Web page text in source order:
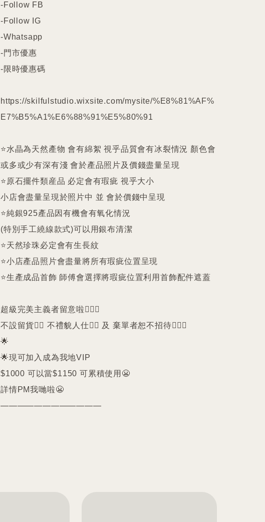
-Follow FB
-Follow IG
-Whatsapp
-門市優惠
-限時優惠碼
https://skilfulstudio.wixsite.com/mysite/%E8%81%AF%
E7%B5%A1%E6%88%91%E5%80%91
⭐️水晶為天然產物 會有綿絮 視乎品質會有冰裂情況 顏色會
或多或少有深有淺 會於產品照片及價錢盡量呈現
⭐️原石擺件類産品 必定會有瑕疵 視乎大小
小店會盡量呈現於照片中 並 會於價錢中呈現
⭐️純銀925產品因有機會有氧化情況
(特別手工繞線款式)可以用銀布清潔
⭐️天然珍珠必定會有生長紋
⭐️小店產品照片會盡量將所有瑕疵位置呈現
⭐️生產成品首飾 師傅會選擇將瑕疵位置利用首飾配件遮蓋
超級完美主義者留意啦🙇🏻‍♀️
不設留貨🙅‍♀️ 不禮貌人仕🙅‍♀️ 及 棄單者恕不招待🙇🏻‍♀️
🌟
🌟現可加入成為我地VIP
$1000 可以當$1150 可累積使用😬
詳情PM我哋啦😬
————————————